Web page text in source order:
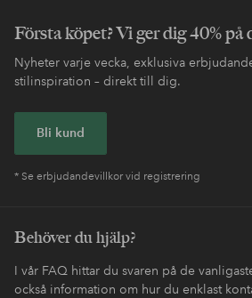
Första köpet? Vi ger dig 40% på
Nyheter varje vecka, exklusiva
stilinspiration – direkt till dig.
Bli kund
* Se erbjudandevillkor vid registrering
Behöver du hjälp?
I vår FAQ hittar du svaren på de
också information om hur du enklast